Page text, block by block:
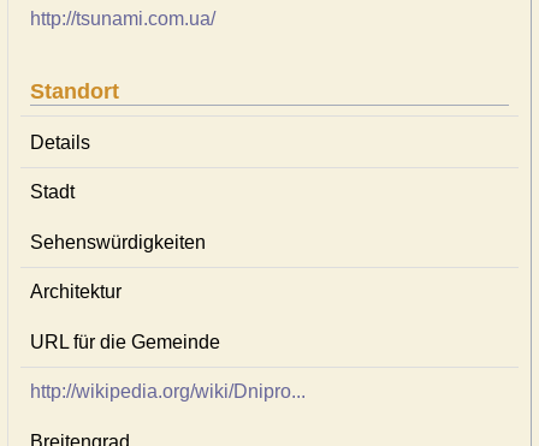
http://tsunami.com.ua/
Standort
Details
Stadt
Sehenswürdigkeiten
Architektur
URL für die Gemeinde
http://wikipedia.org/wiki/Dnipro...
Breitengrad